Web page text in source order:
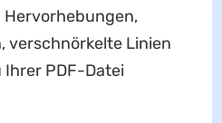
Hervorhebungen,
verschnörkelte Linien
PDF-Datei